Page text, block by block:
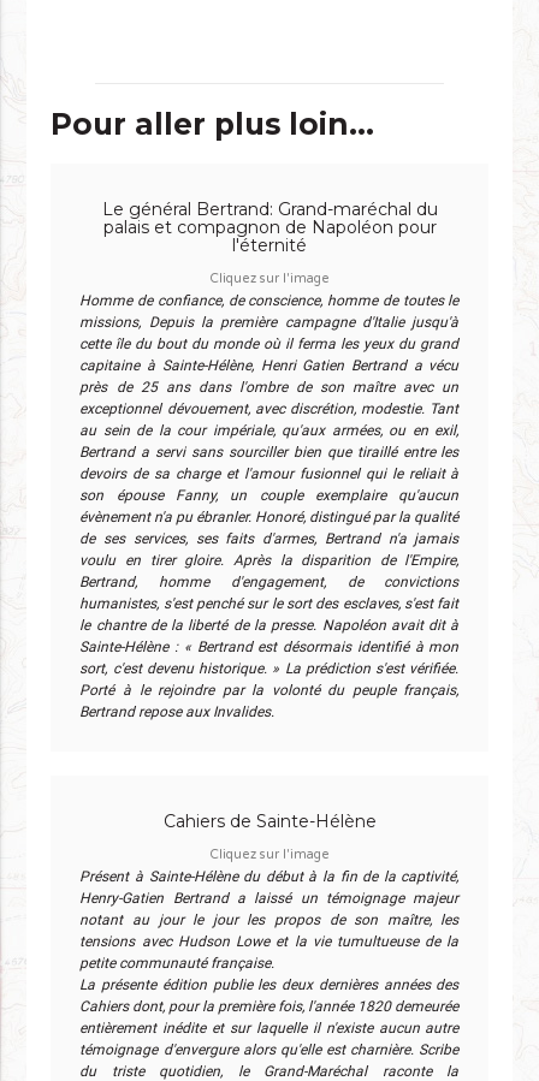
Pour aller plus loin...
Le général Bertrand: Grand-maréchal du
palais et compagnon de Napoléon pour
l'éternité
Cliquez sur l'image
Homme de confiance, de conscience, homme de toutes le
missions, Depuis la première campagne d'Italie jusqu'à
cette île du bout du monde où il ferma les yeux du grand
capitaine à Sainte-Hélène, Henri Gatien Bertrand a vécu
près de 25 ans dans l'ombre de son maître avec un
exceptionnel dévouement, avec discrétion, modestie. Tant
au sein de la cour impériale, qu'aux armées, ou en exil,
Bertrand a servi sans sourciller bien que tiraillé entre les
devoirs de sa charge et l'amour fusionnel qui le reliait à
son épouse Fanny, un couple exemplaire qu'aucun
évènement n'a pu ébranler. Honoré, distingué par la qualité
de ses services, ses faits d'armes, Bertrand n'a jamais
voulu en tirer gloire. Après la disparition de l'Empire,
Bertrand, homme d'engagement, de convictions
humanistes, s'est penché sur le sort des esclaves, s'est fait
le chantre de la liberté de la presse. Napoléon avait dit à
Sainte-Hélène : « Bertrand est désormais identifié à mon
sort, c'est devenu historique. » La prédiction s'est vérifiée.
Porté à le rejoindre par la volonté du peuple français,
Bertrand repose aux Invalides.
Cahiers de Sainte-Hélène
Cliquez sur l'image
Présent à Sainte-Hélène du début à la fin de la captivité,
Henry-Gatien Bertrand a laissé un témoignage majeur
notant au jour le jour les propos de son maître, les
tensions avec Hudson Lowe et la vie tumultueuse de la
petite communauté française.
La présente édition publie les deux dernières années des
Cahiers dont, pour la première fois, l'année 1820 demeurée
entièrement inédite et sur laquelle il n'existe aucun autre
témoignage d'envergure alors qu'elle est charnière. Scribe
du triste quotidien, le Grand-Maréchal raconte la